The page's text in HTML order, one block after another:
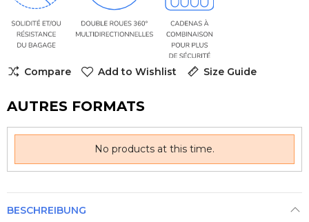
Compare Add to Wishlist Size Guide
AUTRES FORMATS
No products at this time.
BESCHREIBUNG